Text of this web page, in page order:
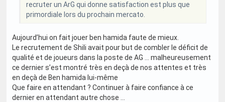
recruter un ArG qui donne satisfaction est plus que
primordiale lors du prochain mercato.
Aujourd’hui on fait jouer ben hamida faute de mieux.
Le recrutement de Shili avait pour but de combler le déficit de
qualité et de joueurs dans la poste de AG … malheureusement
ce dernier s’est montré très en deçà de nos attentes et très
en deçà de Ben hamida lui-même
Que faire en attendant ? Continuer à faire confiance à ce
dernier en attendant autre chose …